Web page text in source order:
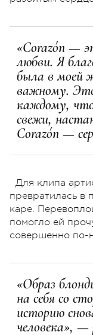
«Сorazón —
любви. Я
была в моей
важному.
каждому,
свежи,
Corazón —
Для клипа
превратилась в
каре.
помогло ей
совершенно по-
«Образ
на себя со
историю
человека», —